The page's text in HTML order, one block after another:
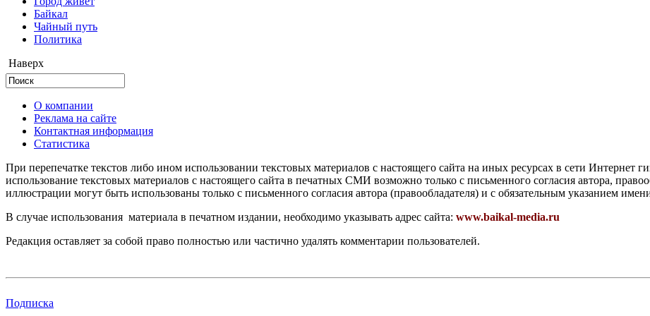
Байкал
Чайный путь
Политика
Наверх
О компании
Реклама на сайте
Контактная информация
Статистика
При перепечатке текстов либо ином использовании текстовых материалов с настоящего сайта на иных ресурсах в сети Интернет
использование текстовых материалов с настоящего сайта в печатных СМИ возможно только с письменного согласия автора,
иллюстрации могут быть использованы только с письменного согласия автора (правообладателя) и с обязательным указанием
В случае использования материала в печатном издании, необходимо указывать адрес сайта: www.baikal-media.ru
Редакция оставляет за собой право полностью или частично удалять комментарии пользователей.
Подписка